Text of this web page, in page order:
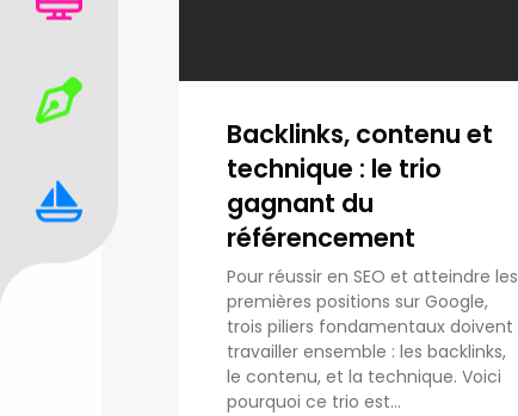
Backlinks, contenu et
technique : le trio
gagnant du
référencement
Pour réussir en SEO et atteindre les
premières positions sur Google,
trois piliers fondamentaux doivent
travailler ensemble : les backlinks,
le contenu, et la technique. Voici
pourquoi ce trio est...